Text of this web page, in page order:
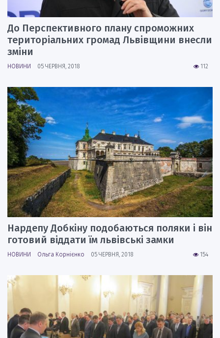
До Перспективного плану спроможних
територіальних громад Львівщини внесли
зміни
112
НОВИНИ 05 ЧЕРВНЯ, 2018
Нардепу Добкіну подобаються поляки і він
готовий віддати їм львівські замки
154
НОВИНИ Ольга Корнієнко 05 ЧЕРВНЯ, 2018